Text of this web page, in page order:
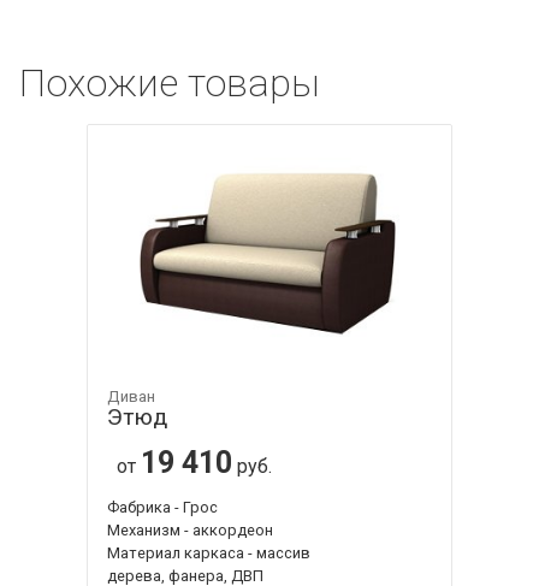
Похожие товары
Диван
Этюд
от 19 410 руб.
Фабрика - Грос
Механизм - аккордеон
Материал каркаса - массив
дерева, фанера, ДВП